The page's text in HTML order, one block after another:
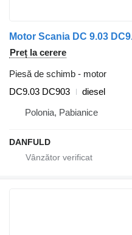
Preț la cerere
Piesă de schimb - motor
DC9.03 DC903
diesel
Polonia, Pabianice
DANFULD